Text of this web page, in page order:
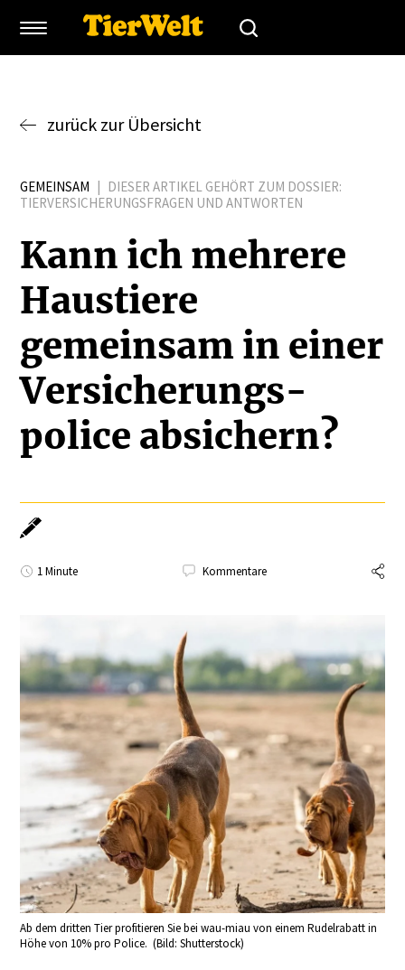
zurück zur Übersicht
GEMEINSAM | DIESER ARTIKEL GEHÖRT ZUM DOSSIER:
TIERVERSICHERUNGSFRAGEN UND ANTWORTEN
Kann ich mehrere
Haustiere
gemeinsam in einer
Versi­che­rungs­
police absichern?
1 Minute Kommentare
Ab dem dritten Tier profitieren Sie bei wau-miau von einem Rudelrabatt in
Höhe von 10% pro Police. (Bild: Shutterstock)